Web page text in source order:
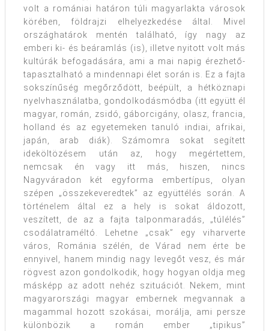
volt a romániai határon túli magyarlakta városok
körében, földrajzi elhelyezkedése által. Mivel
országhatárok mentén található, így nagy az
emberi ki- és beáramlás (is), illetve nyitott volt más
kultúrák befogadására, ami a mai napig érezhető-
tapasztalható a mindennapi élet során is. Ez a fajta
sokszínűség megőrződött, beépült, a hétköznapi
nyelvhasználatba, gondolkodásmódba (itt együtt él
magyar, román, zsidó, gáborcigány, olasz, francia,
holland és az egyetemeken tanuló indiai, afrikai,
japán, arab diák). Számomra sokat segített
ideköltözésem után az, hogy megértettem,
nemcsak én vagy itt más, hiszen, nincs
Nagyváradon két egyforma embertípus, olyan
szépen „összekeveredtek” az együttélés során. A
történelem által ez a hely is sokat áldozott,
veszített, de az a fajta talponmaradás, „túlélés”
csodálatraméltó. Lehetne „csak” egy viharverte
város, Románia szélén, de Várad nem érte be
ennyivel, hanem mindig nagy levegőt vesz, és már
rögvest azon gondolkodik, hogy hogyan oldja meg
másképp az adott nehéz szituációt. Nekem, mint
magyarországi magyar embernek megvannak a
magammal hozott szokásai, morálja, ami persze
különbözik a román ember „tipikus”